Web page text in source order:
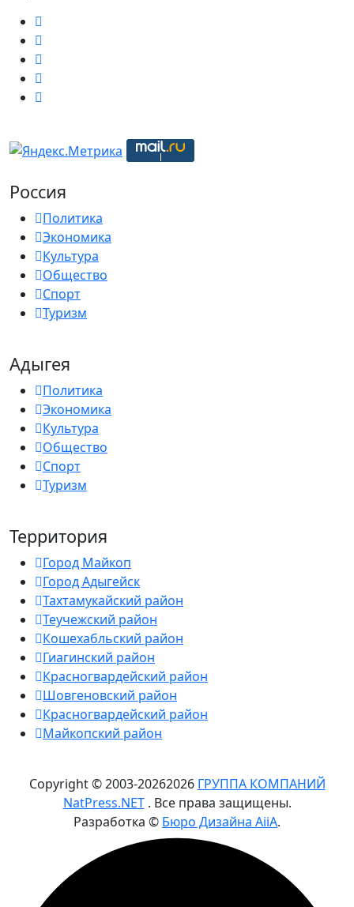
Россия
Политика
Экономика
Культура
Общество
Спорт
Туризм
Адыгея
Политика
Экономика
Культура
Общество
Спорт
Туризм
Территория
Город Майкоп
Город Адыгейск
Тахтамукайский район
Теучежский район
Кошехабльский район
Гиагинский район
Красногвардейский район
Шовгеновский район
Красногвардейский район
Майкопский район
Copyright © 2003-20262026 ГРУППА КОМПАНИЙ
NatPress.NET. Все права защищены.
Разработка © Бюро Дизайна AiiA.